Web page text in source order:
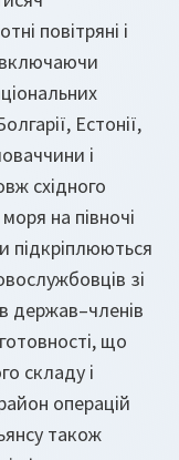
повітряні і
включаючи
Естонії,
і
східного
на півночі
підкріплюються
зі
держав–членів
що
складу і
операцій
також